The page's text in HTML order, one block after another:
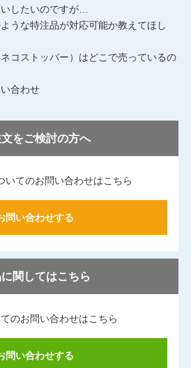
したいのですが…
うな特注品が対応可能か教えてほし
コストッパー）はどこで売っているの
合わせ
文をご検討の方へ
いてのお問い合わせはこちら
問い合わせする
関してはこちら
のお問い合わせはこちら
問い合わせする